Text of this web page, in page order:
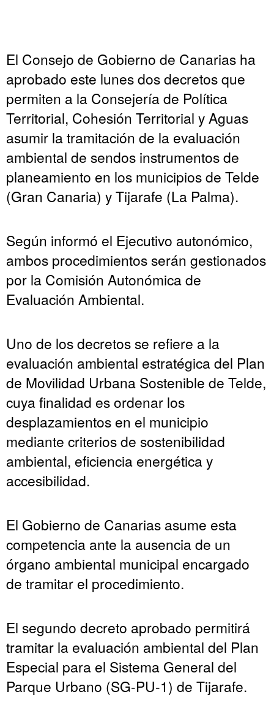
El Consejo de Gobierno de Canarias ha
aprobado este lunes dos decretos que
permiten a la Consejería de Política
Territorial, Cohesión Territorial y Aguas
asumir la tramitación de la evaluación
ambiental de sendos instrumentos de
planeamiento en los municipios de Telde
(Gran Canaria) y Tijarafe (La Palma).
Según informó el Ejecutivo autonómico,
ambos procedimientos serán gestionados
por la Comisión Autonómica de
Evaluación Ambiental.
Uno de los decretos se refiere a la
evaluación ambiental estratégica del Plan
de Movilidad Urbana Sostenible de Telde,
cuya finalidad es ordenar los
desplazamientos en el municipio
mediante criterios de sostenibilidad
ambiental, eficiencia energética y
accesibilidad.
El Gobierno de Canarias asume esta
competencia ante la ausencia de un
órgano ambiental municipal encargado
de tramitar el procedimiento.
El segundo decreto aprobado permitirá
tramitar la evaluación ambiental del Plan
Especial para el Sistema General del
Parque Urbano (SG-PU-1) de Tijarafe.